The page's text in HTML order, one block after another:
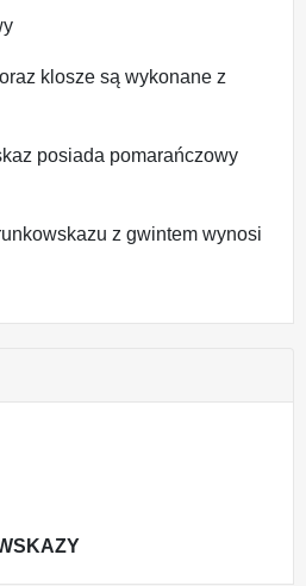
klosze są wykonane z
posiada pomarańczowy
z gwintem wynosi